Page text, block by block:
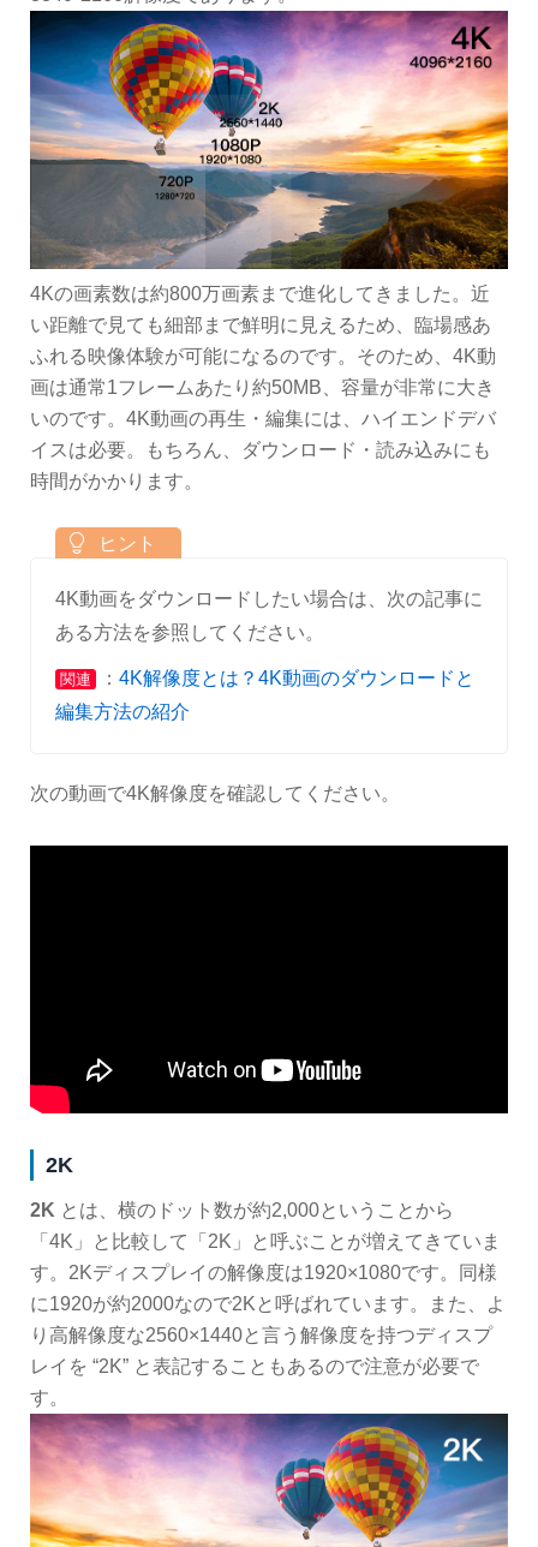
4Kの画素数は約800万画素まで進化してきました。近
い距離で見ても細部まで鮮明に見えるため、臨場感あ
ふれる映像体験が可能になるのです。そのため、4K動
画は通常1フレームあたり約50MB、容量が非常に大き
いのです。4K動画の再生・編集には、ハイエンドデバ
イスは必要。もちろん、ダウンロード・読み込みにも
時間がかかります。
4K動画をダウンロードしたい場合は、次の記事に
ある方法を参照してください。
関連 ：4K解像度とは？4K動画のダウンロードと
編集方法の紹介
次の動画で4K解像度を確認してください。
2K
2K とは、横のドット数が約2,000ということから
「4K」と比較して「2K」と呼ぶことが増えてきていま
す。2Kディスプレイの解像度は1920×1080です。同様
に1920が約2000なので2Kと呼ばれています。また、よ
り高解像度な2560×1440と言う解像度を持つディスプ
レイを “2K” と表記することもあるので注意が必要で
す。